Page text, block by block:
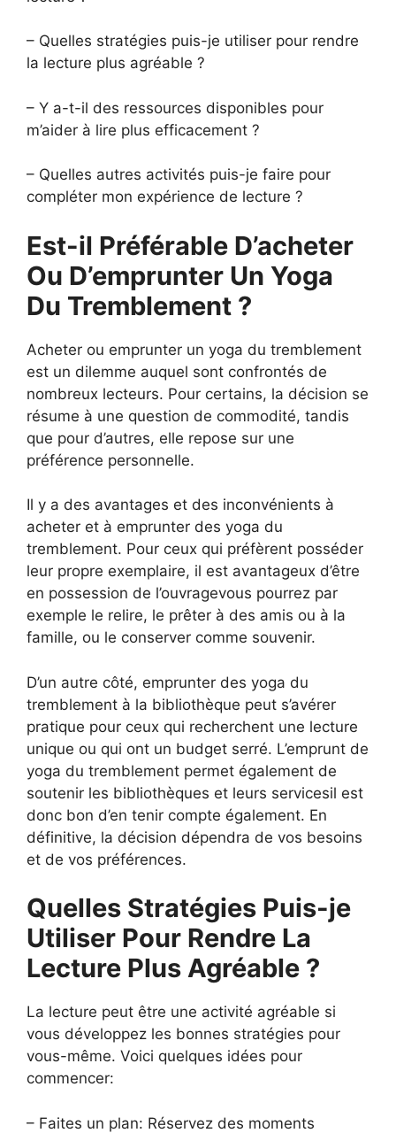
– Quelles stratégies puis-je utiliser pour rendre
la lecture plus agréable ?
– Y a-t-il des ressources disponibles pour
m’aider à lire plus efficacement ?
– Quelles autres activités puis-je faire pour
compléter mon expérience de lecture ?
Est-il Préférable D’acheter
Ou D’emprunter Un Yoga
Du Tremblement ?
Acheter ou emprunter un yoga du tremblement
est un dilemme auquel sont confrontés de
nombreux lecteurs. Pour certains, la décision se
résume à une question de commodité, tandis
que pour d’autres, elle repose sur une
préférence personnelle.
Il y a des avantages et des inconvénients à
acheter et à emprunter des yoga du
tremblement. Pour ceux qui préfèrent posséder
leur propre exemplaire, il est avantageux d’être
en possession de l’ouvragevous pourrez par
exemple le relire, le prêter à des amis ou à la
famille, ou le conserver comme souvenir.
D’un autre côté, emprunter des yoga du
tremblement à la bibliothèque peut s’avérer
pratique pour ceux qui recherchent une lecture
unique ou qui ont un budget serré. L’emprunt de
yoga du tremblement permet également de
soutenir les bibliothèques et leurs servicesil est
donc bon d’en tenir compte également. En
définitive, la décision dépendra de vos besoins
et de vos préférences.
Quelles Stratégies Puis-je
Utiliser Pour Rendre La
Lecture Plus Agréable ?
La lecture peut être une activité agréable si
vous développez les bonnes stratégies pour
vous-même. Voici quelques idées pour
commencer:
– Faites un plan: Réservez des moments